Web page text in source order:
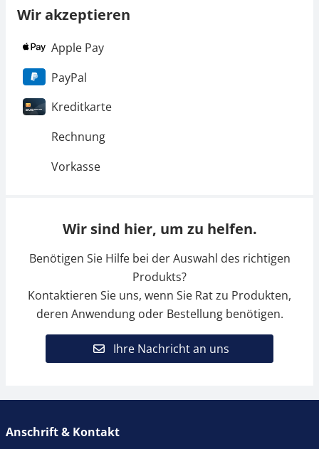
Wir akzeptieren
Apple Pay
PayPal
Kreditkarte
Rechnung
Vorkasse
Wir sind hier, um zu helfen.
Benötigen Sie Hilfe bei der Auswahl des richtigen
Produkts?
Kontaktieren Sie uns, wenn Sie Rat zu Produkten,
deren Anwendung oder Bestellung benötigen.
Ihre Nachricht an uns
Anschrift & Kontakt